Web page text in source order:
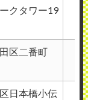
クタワー19
区二番町
日本橋小伝